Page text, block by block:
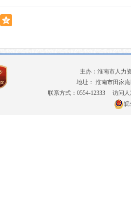
主办：淮南市人力
地址： 淮南市田家
联系方式：0554-12333
访问
皖